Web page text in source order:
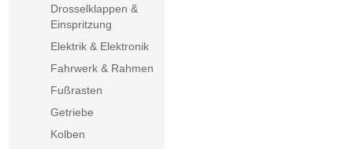
Drosselklappen &
Einspritzung
Elektrik & Elektronik
Fahrwerk & Rahmen
Fußrasten
Getriebe
Kolben